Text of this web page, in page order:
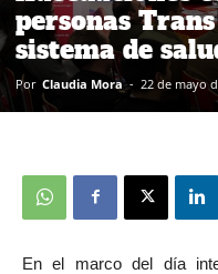
personas
sistema de
Por Claudia Mora - 22 de mayo
En el marco del día